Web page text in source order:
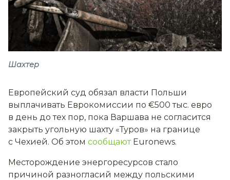
Шахтер
Европейский суд обязал власти Польши
выплачивать Еврокомиссии по €500 тыс. евро
в день до тех пор, пока Варшава не согласится
закрыть угольную шахту «Туров» на границе
с Чехией. Об этом сообщаютEuronews.
Месторождение энергоресурсов стало
причиной разногласий между польскими